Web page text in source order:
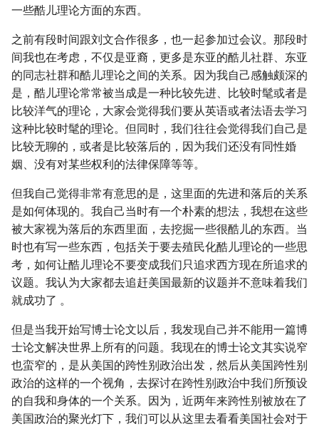
一些酷儿理论方面的东西。
之前有段时间跟刘文合作很多，也一起参加过会议。那段时
间我也在考虑，不仅是亚裔，更多是东亚的酷儿社群、东亚
的同志社群和酷儿理论之间的关系。因为我自己感触颇深的
是，酷儿理论常常被当成是一种比较先进、比较时髦或者是
比较洋气的理论，大家会觉得我们要从英语或者法语去学习
这种比较时髦的理论。但同时，我们往往会觉得我们自己是
比较无聊的，或者是比较落后的，因为我们还没有同性婚
姻、没有对某些权利的法律保障等等。
但我自己觉得非常有意思的是，这里面的先进和落后的关系
是如何体现的。我自己当时有一个朴素的想法，我想在这些
被大家视为落后的东西里面，去挖掘一些很酷儿的东西。当
时也有写一些东西，包括关于要去殖民化酷儿理论的一些思
考，如何让酷儿理论不要变成我们只追求西方现在所追求的
议题。我认为大家都去追赶美国最新的议题并不意味着我们
就成功了 。
但是当我开始写博士论文以后，我发现自己并不能用一篇博
士论文解决世界上所有的问题。我现在的博士论文其实说窄
也蛮窄的，是从美国的跨性别政治出发，然后从美国跨性别
政治的这样的一个视角，去探讨在跨性别政治中我们所预设
的自我和身体的一个关系。因为，近两年来跨性别被放在了
美国政治的聚光灯下，我们可以从这里去看看美国社会对于